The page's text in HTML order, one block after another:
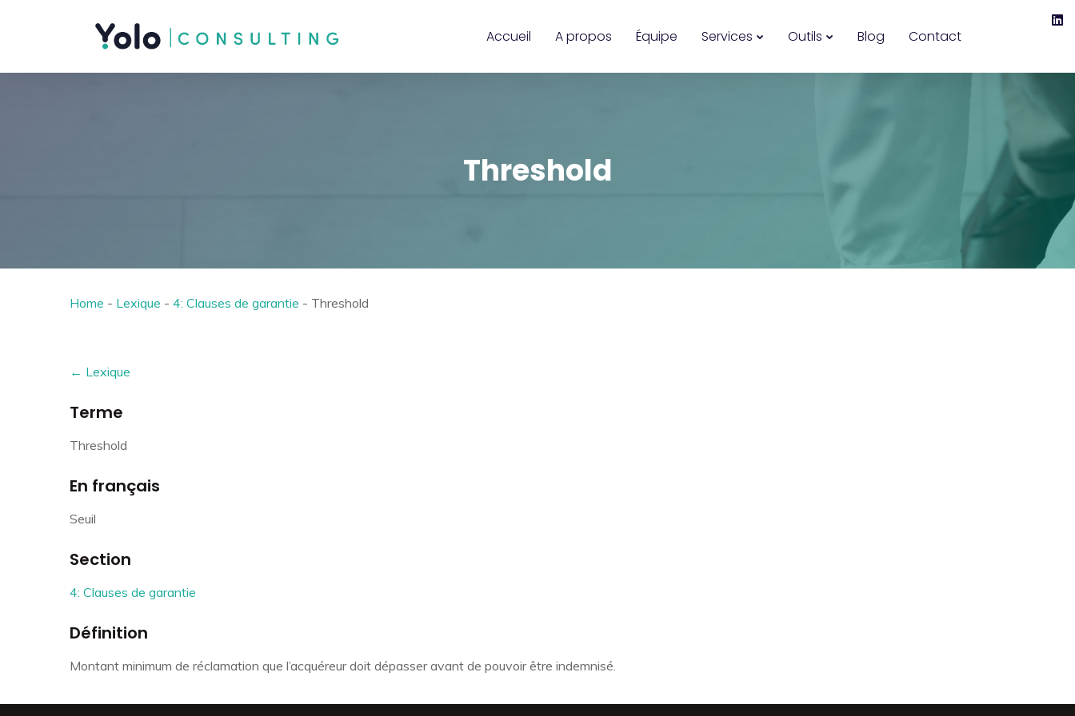
Accueil A propos Équipe Services Outils Blog Contact
Threshold
Home - Lexique - 4: Clauses de garantie - Threshold
← Lexique
Terme
Threshold
En français
Seuil
Section
4: Clauses de garantie
Définition
Montant minimum de réclamation que l’acquéreur doit dépasser avant de pouvoir être indemnisé.